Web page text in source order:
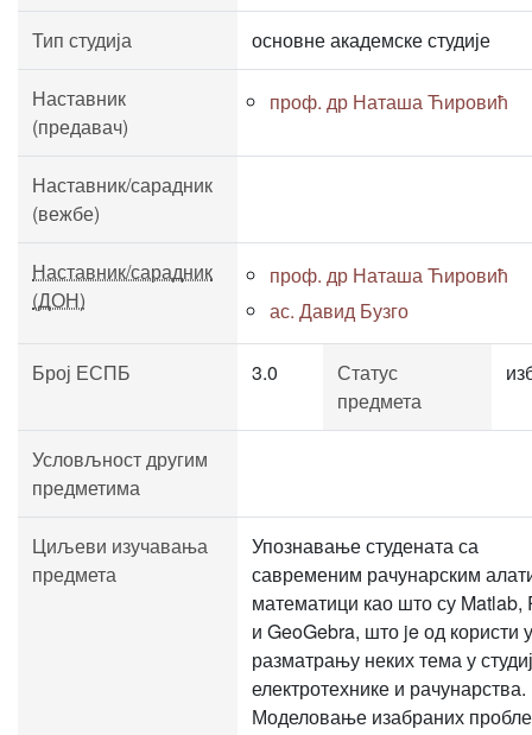
Тип студија основне академске студије
Наставник
(предавач)
проф. др Наташа Ћировић
Наставник/сарадник
(вежбе)
Наставник/сарадник
(ДОН)
проф. др Наташа Ћировић
ас. Давид Бузго
Број ЕСПБ 3.0
Статус
предмета
Условљност другим
предметима
Циљеви изучавања
предмета
Упознавање студената са
савременим рачунарским
математици као што су Matlab,
и GeoGebra, што je од користи у
разматрању неких тема у
електротехнике и рачунарства.
Моделовање изабраних